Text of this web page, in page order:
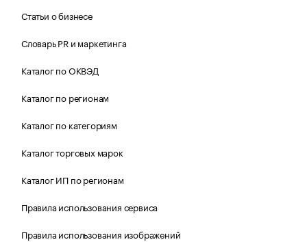
Статьи о бизнесе
Словарь PR и маркетинга
Каталог по ОКВЭД
Каталог по регионам
Каталог по категориям
Каталог торговых марок
Каталог ИП по регионам
Правила использования сервиса
Правила использования изображений